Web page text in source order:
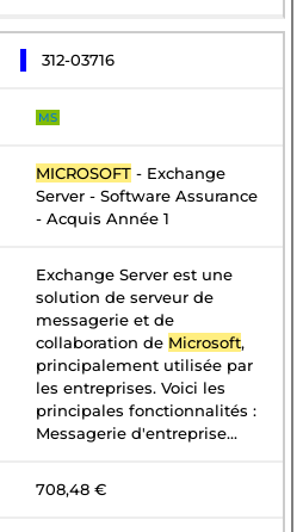
312-03716
MS
MICROSOFT - Exchange
Server - Software Assurance
- Acquis Année 1
Exchange Server est une
solution de serveur de
messagerie et de
collaboration de Microsoft,
principalement utilisée par
les entreprises. Voici les
principales fonctionnalités :
Messagerie d'entreprise...
708,48 €